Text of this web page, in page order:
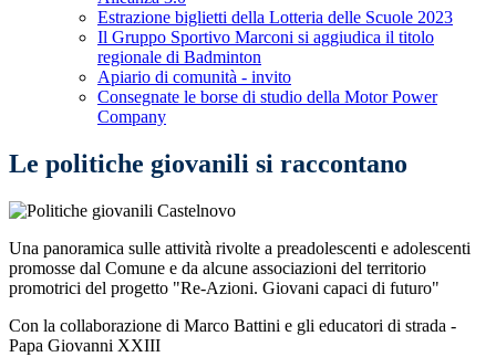
Estrazione biglietti della Lotteria delle Scuole 2023
Il Gruppo Sportivo Marconi si aggiudica il titolo
regionale di Badminton
Apiario di comunità - invito
Consegnate le borse di studio della Motor Power
Company
Le politiche giovanili si raccontano
Una panoramica sulle attività rivolte a preadolescenti e adolescenti
promosse dal Comune e da alcune associazioni del territorio
promotrici del progetto "Re-Azioni. Giovani capaci di futuro"
Con la collaborazione di Marco Battini e gli educatori di strada -
Papa Giovanni XXIII